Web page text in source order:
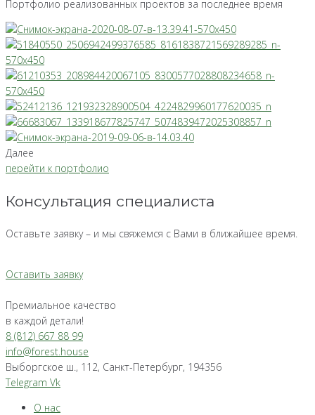
Портфолио реализованных проектов за последнее время
Далее
перейти к портфолио
Консультация специалиста
Оставьте заявку – и мы свяжемся с Вами в ближайшее время.
Оставить заявку
Премиальное качество
в каждой детали!
8 (812) 667 88 99
info@forest.house
Выборгское ш., 112, Санкт-Петербург, 194356
Telegram Vk
О нас